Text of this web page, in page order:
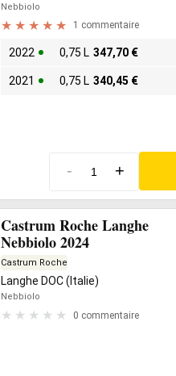
Nebbiolo
1 commentaire
2022 0,75 L 347,70 €
2021 0,75 L 340,45 €
- +
Castrum Roche Langhe
Nebbiolo 2024
Castrum Roche
Langhe DOC (Italie)
Nebbiolo
0 commentaire